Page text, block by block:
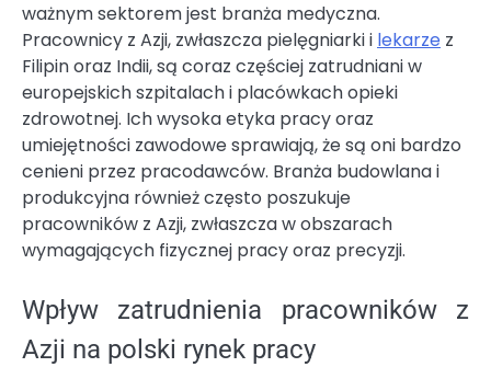
ważnym sektorem jest branża medyczna.
Pracownicy z Azji, zwłaszcza pielęgniarki i lekarze z
Filipin oraz Indii, są coraz częściej zatrudniani w
europejskich szpitalach i placówkach opieki
zdrowotnej. Ich wysoka etyka pracy oraz
umiejętności zawodowe sprawiają, że są oni bardzo
cenieni przez pracodawców. Branża budowlana i
produkcyjna również często poszukuje
pracowników z Azji, zwłaszcza w obszarach
wymagających fizycznej pracy oraz precyzji.
Wpływ zatrudnienia pracowników z
Azji na polski rynek pracy